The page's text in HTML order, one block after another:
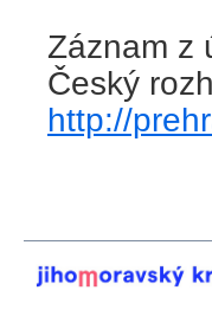
Záznam z
Český
http://